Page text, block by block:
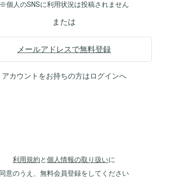
※個人のSNSに利用状況は投稿されません
または
メールアドレスで無料登録
アカウントをお持ちの方はログインへ
利用規約と個人情報の取り扱いに
同意のうえ、無料会員登録をしてください